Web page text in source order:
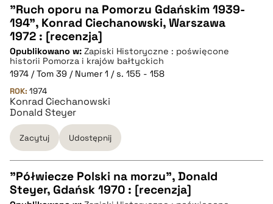
CZYSTY TEKST
pobierz cytat
BIBTEX
pobierz cytat
"Ruch oporu na Pomorzu Gdańskim 1939-
194", Konrad Ciechanowski, Warszawa
1972 : [recenzja]
Opublikowano w: Zapiski Historyczne : poświęcone
historii Pomorza i krajów bałtyckich
1974 / Tom 39 / Numer 1 / s. 155 - 158
ROK: 1974
Konrad Ciechanowski
Donald Steyer
Zacytuj Udostępnij
CZYSTY TEKST
"Półwiecze Polski na morzu", Donald
Steyer, Gdańsk 1970 : [recenzja]